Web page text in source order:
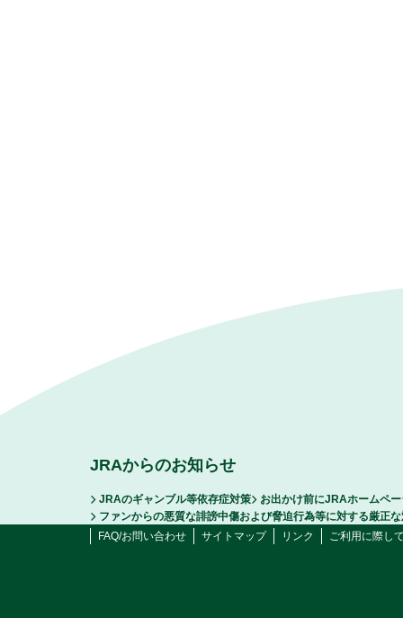
JRAからのお知らせ
JRAのギャンブル等依存症対策
お出かけ前にJRAホームペ
ファンからの悪質な誹謗中傷および脅迫行為等に対する厳正
FAQ/お問い合わせ
サイトマップ リンク ご利用に際し